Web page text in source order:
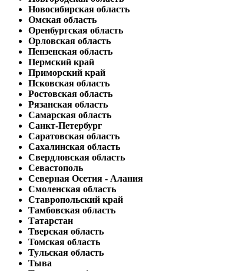
Новосибирская область
Омская область
Оренбургская область
Орловская область
Пензенская область
Пермский край
Приморский край
Псковская область
Ростовская область
Рязанская область
Самарская область
Санкт-Петербург
Саратовская область
Сахалинская область
Свердловская область
Севастополь
Северная Осетия - Алания
Смоленская область
Ставропольский край
Тамбовская область
Татарстан
Тверская область
Томская область
Тульская область
Тыва